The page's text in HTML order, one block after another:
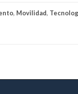
, Movilidad,